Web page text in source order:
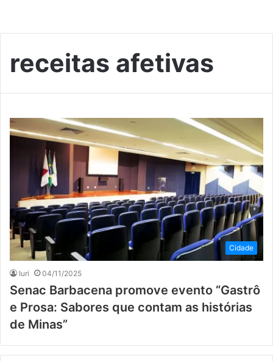
receitas afetivas
Cidade
Iuri 04/11/2025
Senac Barbacena promove evento “Gastrô
e Prosa: Sabores que contam as histórias
de Minas”